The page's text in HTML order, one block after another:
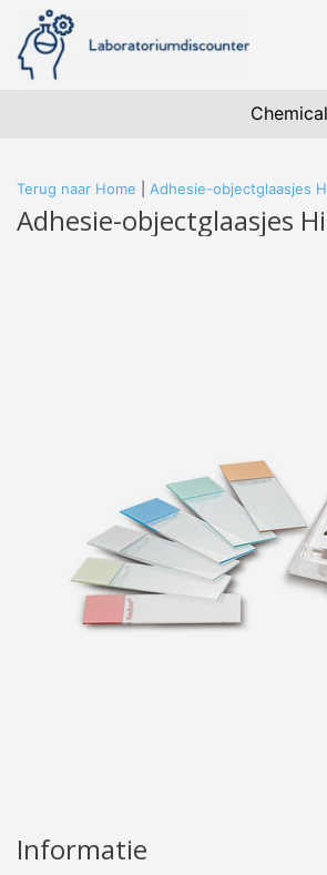
Terug naar Home Adhesie-objectglaasjes
Adhesie-objectglaasjes
Informatie